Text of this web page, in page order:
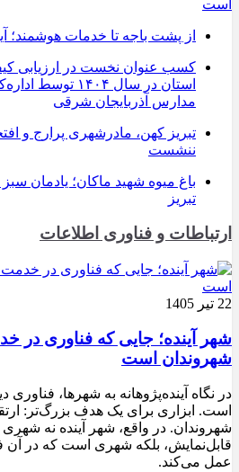
است
از پشت باجه تا خدمات هوشمند؛
کسب عنوان نخست در ارزیابی
استان در سال
مدارس آذربایجان شرقی
تبریز کهن، مادرشهری پرارج و
ننشست
باغ میوه شهید ماکان؛ یادمان
تبریز
ارتباطات و فناوری اطلاعات
22 تیر 1405
شهر آینده؛ جایی که فناوری در
شهروندان است
در نگاه آینده‌پژوهانه به شهرها، فناوری
است. ابزاری برای یک هدف بزرگ‌تر:
شهروندان. در واقع، شهر آینده نه شهری
قابل‌نمایش، بلکه شهری است که در آن
عمل می‌کند.